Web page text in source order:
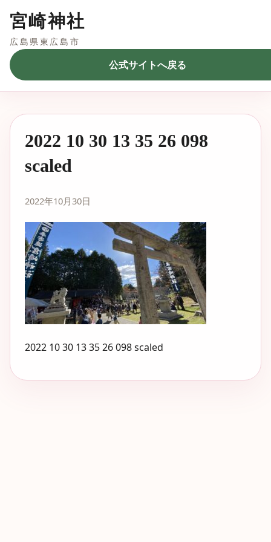
宮崎神社
広島県東広島市
公式サイトへ戻る
2022 10 30 13 35 26 098
scaled
2022年10月30日
2022 10 30 13 35 26 098 scaled